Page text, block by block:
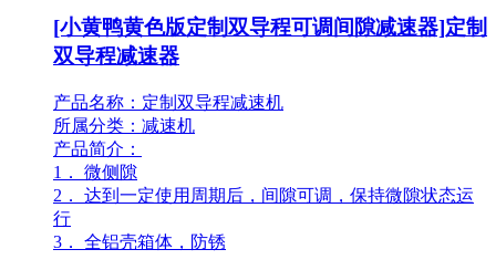
[小黄鸭黄色版定制双导程可调间隙减速器]定制
双导程减速器
产品名称：定制双导程减速机
所属分类：减速机
产品简介：
1． 微侧隙
2． 达到一定使用周期后，间隙可调，保持微隙状态运
行
3． 全铝壳箱体，防锈